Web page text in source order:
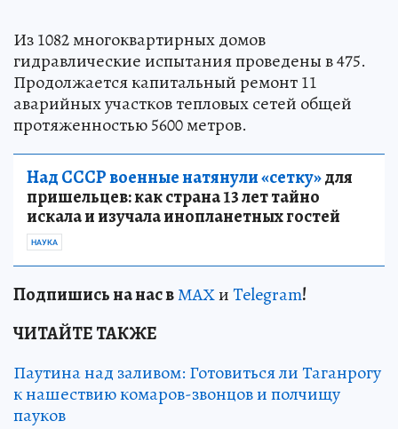
Из 1082 многоквартирных домов
гидравлические испытания проведены в 475.
Продолжается капитальный ремонт 11
аварийных участков тепловых сетей общей
протяженностью 5600 метров.
Над СССР военные натянули «сетку»для
пришельцев: как страна 13 лет тайно
искала и изучала инопланетных гостей
НАУКА
Подпишись на нас вМАХиTelegram!
ЧИТАЙТЕ ТАКЖЕ
Паутина над заливом: Готовиться ли Таганрогу
к нашествию комаров-звонцов и полчищу
пауков